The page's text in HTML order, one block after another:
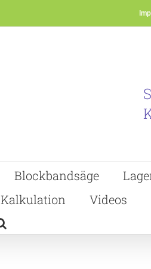
Blockbandsäge
Kalkulation Videos